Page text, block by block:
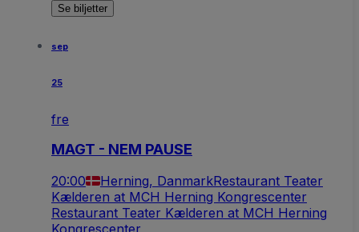
Se biljetter
sep
25
fre
MAGT - NEM PAUSE
20:00 Herning, DanmarkRestaurant Teater
Kælderen at MCH Herning Kongrescenter
Restaurant Teater Kælderen at MCH Herning
Kongrescenter